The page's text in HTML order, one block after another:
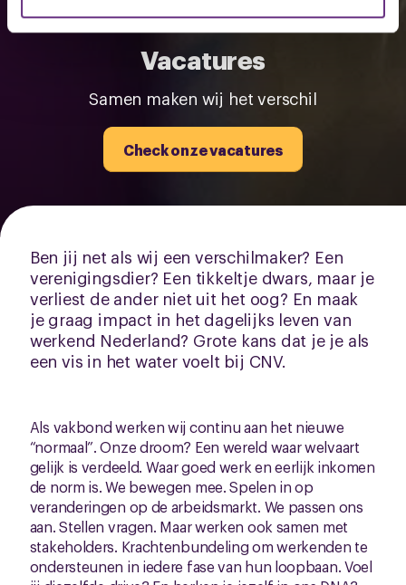
U kunt uw toestemming op elk moment wijzigen of
het ronde cookie-instellingenicoontje linksonder op de
Vacatures
Samen maken wij het verschil
Check onze vacatures
Ben jij net als wij een verschilmaker? Een
verenigingsdier? Een tikkeltje dwars, maar je
verliest de ander niet uit het oog? En maak
je graag impact in het dagelijks leven van
werkend Nederland? Grote kans dat je je als
een vis in het water voelt bij CNV.
Als vakbond werken wij continu aan het nieuwe
“normaal”. Onze droom? Een wereld waar welvaart
gelijk is verdeeld. Waar goed werk en eerlijk inkomen
de norm is. We bewegen mee. Spelen in op
veranderingen op de arbeidsmarkt. We passen ons
aan. Stellen vragen. Maar werken ook samen met
stakeholders. Krachtenbundeling om werkenden te
ondersteunen in iedere fase van hun loopbaan. Voel